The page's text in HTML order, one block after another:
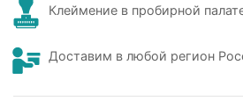
Клеймение в пробирной
Доставим в любой регион